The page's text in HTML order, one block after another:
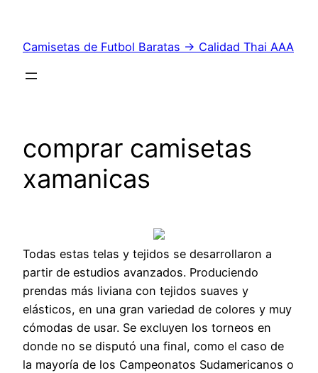
contenido
Camisetas de Futbol Baratas → Calidad Thai AAA
comprar camisetas
xamanicas
Todas estas telas y tejidos se desarrollaron a
partir de estudios avanzados. Produciendo
prendas más liviana con tejidos suaves y
elásticos, en una gran variedad de colores y muy
cómodas de usar. Se excluyen los torneos en
donde no se disputó una final, como el caso de
la mayoría de los Campeonatos Sudamericanos o